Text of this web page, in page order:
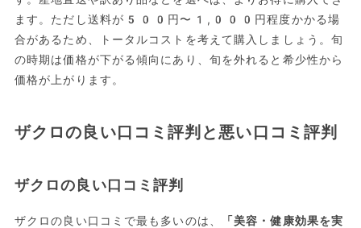
ます。ただし送料が500円〜1,000円程度かかる場
合があるため、トータルコストを考えて購入しましょう。旬
の時期は価格が下がる傾向にあり、旬を外れると希少性から
価格が上がります。
ザクロの良い口コミ評判と悪い口コミ評判
ザクロの良い口コミ評判
ザクロの良い口コミで最も多いのは、
「美容・健康効果を実